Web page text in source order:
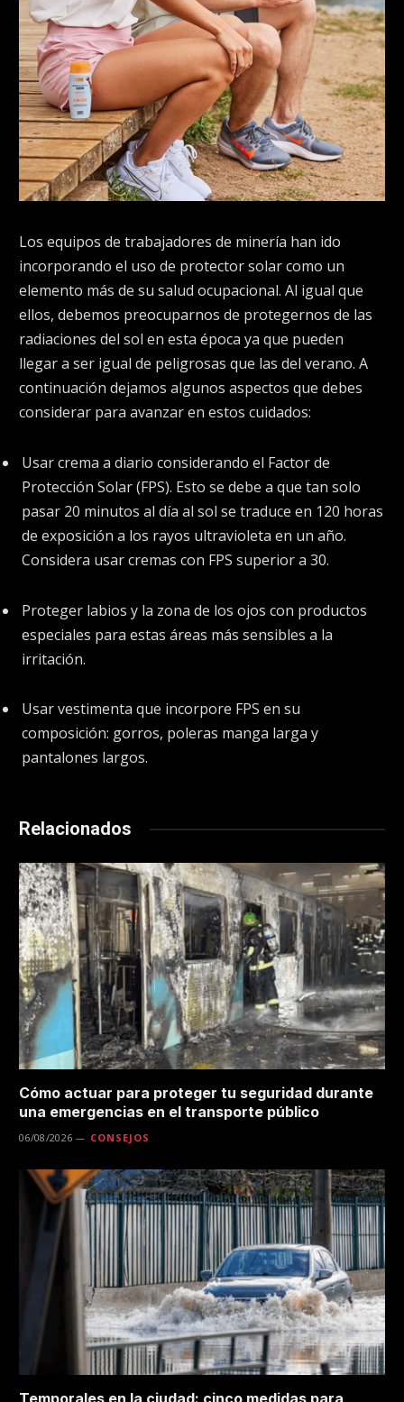
Los equipos de trabajadores de minería han ido
incorporando el uso de protector solar como un
elemento más de su salud ocupacional. Al igual que
ellos, debemos preocuparnos de protegernos de las
radiaciones del sol en esta época ya que pueden
llegar a ser igual de peligrosas que las del verano. A
continuación dejamos algunos aspectos que debes
considerar para avanzar en estos cuidados:
Usar crema a diario considerando el Factor de
Protección Solar (FPS). Esto se debe a que tan solo
pasar 20 minutos al día al sol se traduce en 120 horas
de exposición a los rayos ultravioleta en un año.
Considera usar cremas con FPS superior a 30.
Proteger labios y la zona de los ojos con productos
especiales para estas áreas más sensibles a la
irritación.
Usar vestimenta que incorpore FPS en su
composición: gorros, poleras manga larga y
pantalones largos.
Relacionados
Cómo actuar para proteger tu seguridad durante
una emergencias en el transporte público
06/08/2026 CONSEJOS